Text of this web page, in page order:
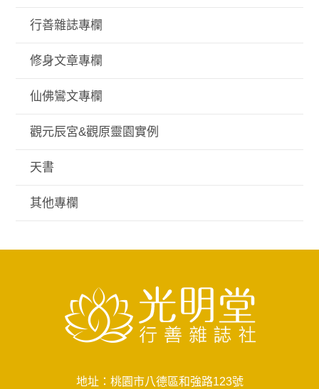
行善雜誌專欄
修身文章專欄
仙佛鸞文專欄
觀元辰宮&觀原靈園實例
天書
其他專欄
地址：桃園市八德區和強路123號